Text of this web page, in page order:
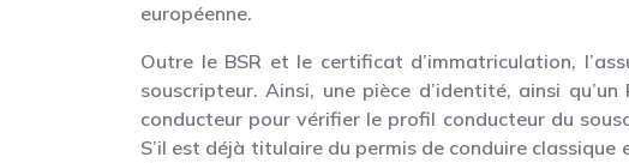
européenne.
Outre le BSR et le certificat d’immatriculation,
souscripteur. Ainsi, une pièce d’identité, ainsi
conducteur pour vérifier le profil conducteur du
S’il est déjà titulaire du permis de conduire